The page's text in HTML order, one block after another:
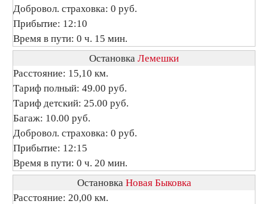
Добровол. страховка: 0 руб.
Прибытие: 12:10
Время в пути: 0 ч. 15 мин.
Остановка Лемешки
Расстояние: 15,10 км.
Тариф полный: 49.00 руб.
Тариф детский: 25.00 руб.
Багаж: 10.00 руб.
Добровол. страховка: 0 руб.
Прибытие: 12:15
Время в пути: 0 ч. 20 мин.
Остановка Новая Быковка
Расстояние: 20,00 км.